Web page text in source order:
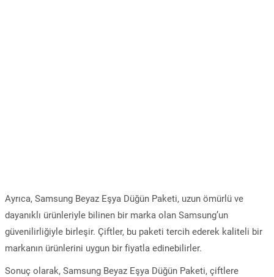
Ayrıca, Samsung Beyaz Eşya Düğün Paketi, uzun ömürlü ve
dayanıklı ürünleriyle bilinen bir marka olan Samsung’un
güvenilirliğiyle birleşir. Çiftler, bu paketi tercih ederek kaliteli bir
markanın ürünlerini uygun bir fiyatla edinebilirler.
Sonuç olarak, Samsung Beyaz Eşya Düğün Paketi, çiftlere